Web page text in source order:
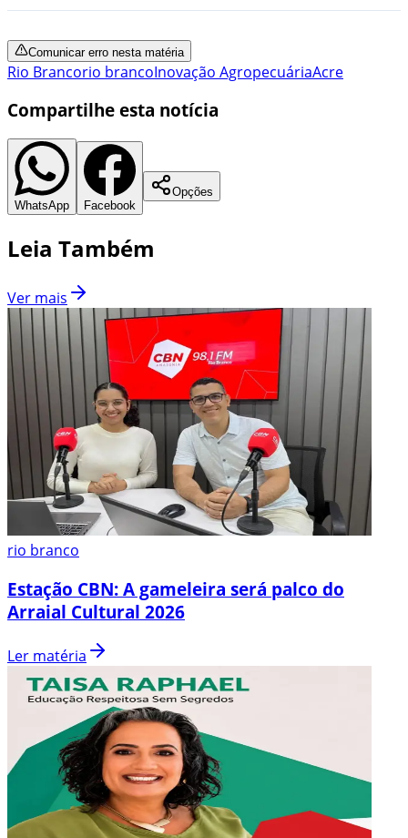
Comunicar erro nesta matéria
Rio Brancorio brancoInovação AgropecuáriaAcre
Compartilhe esta notícia
WhatsApp Facebook
Opções
Leia Também
Ver mais
rio branco
Estação CBN: A gameleira será palco do
Arraial Cultural 2026
Ler matéria